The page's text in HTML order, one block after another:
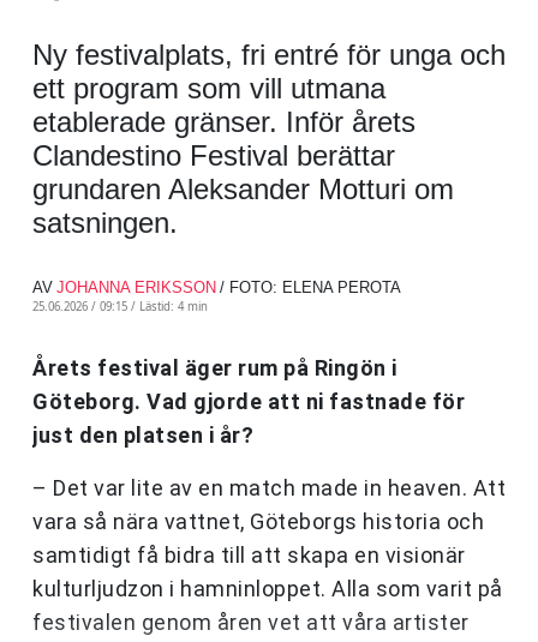
Ny festivalplats, fri entré för unga och
ett program som vill utmana
etablerade gränser. Inför årets
Clandestino Festival berättar
grundaren Aleksander Motturi om
satsningen.
AV JOHANNA ERIKSSON / FOTO: ELENA PEROTA
25.06.2026 / 09:15 / Lästid: 4 min
Årets festival äger rum på Ringön i
Göteborg. Vad gjorde att ni fastnade för
just den platsen i år?
– Det var lite av en match made in heaven. Att
vara så nära vattnet, Göteborgs historia och
samtidigt få bidra till att skapa en visionär
kulturljudzon i hamninloppet. Alla som varit på
festivalen genom åren vet att våra artister